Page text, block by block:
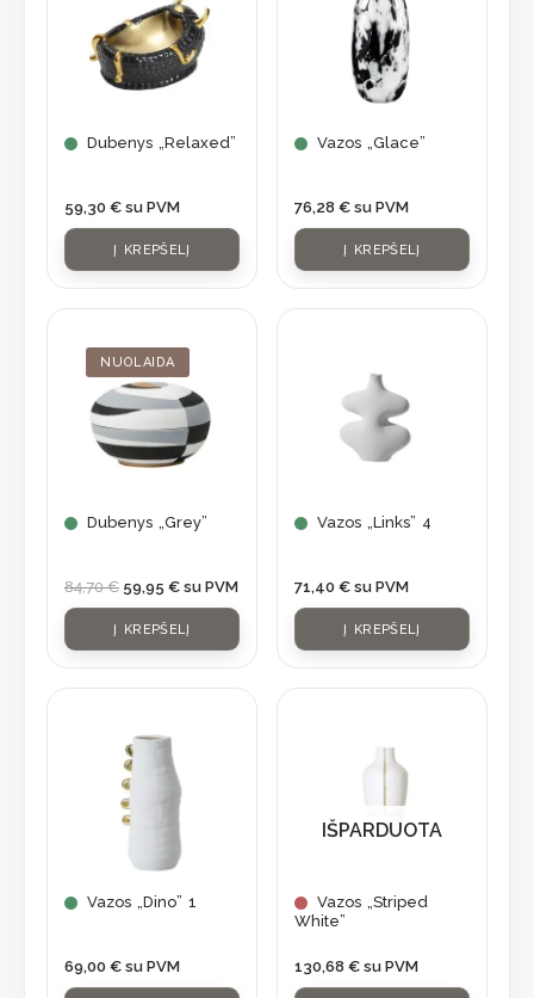
Dubenys „Relaxed”
59,30 € su PVM
Į KREPŠELĮ
Vazos „Glace”
76,28 € su PVM
Į KREPŠELĮ
NUOLAIDA
Dubenys „Grey”
84,70€
was:
84,70 €.
59,95 €
is:
59,95 €.
su PVM
Į KREPŠELĮ
Vazos „Links” 4
71,40 € su PVM
Į KREPŠELĮ
Vazos „Dino” 1
69,00 € su PVM
IŠPARDUOTA
Vazos „Striped
White”
130,68 € su PVM